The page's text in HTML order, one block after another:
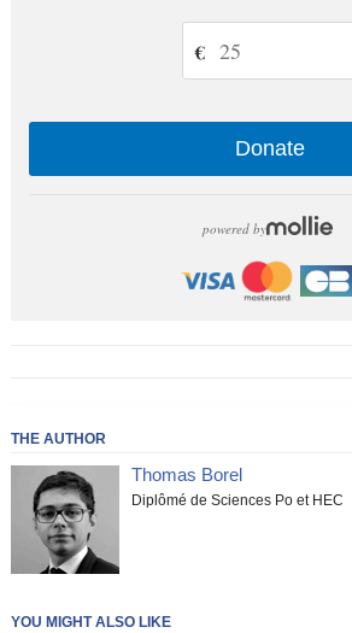
€
Donate
powered by
THE AUTHOR
Thomas Borel
Diplômé de Sciences Po et HEC
YOU MIGHT ALSO LIKE